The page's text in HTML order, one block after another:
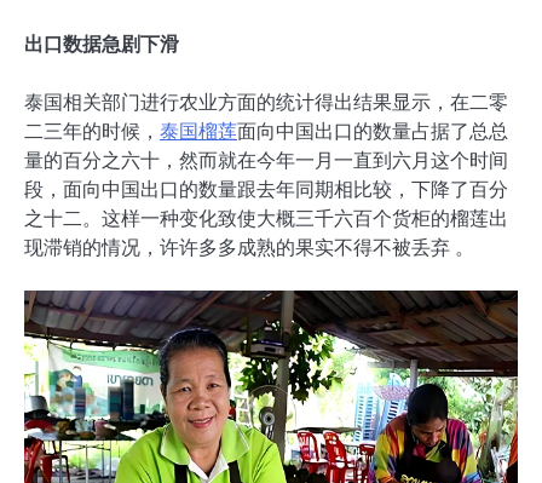
出口数据急剧下滑
泰国相关部门进行农业方面的统计得出结果显示，在二零
二三年的时候， 泰国榴莲面向中国出口的数量占据了总总
量的百分之六十，然而就在今年一月一直到六月这个时间
段，面向中国出口的数量跟去年同期相比较，下降了百分
之十二。这样一种变化致使大概三千六百个货柜的榴莲出
现滞销的情况，许许多多成熟的果实不得不被丢弃 。